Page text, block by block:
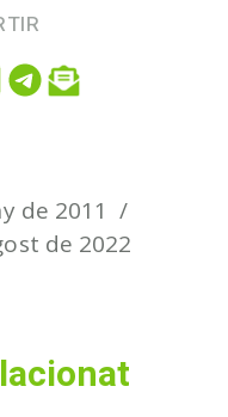
de 2022
de 2011